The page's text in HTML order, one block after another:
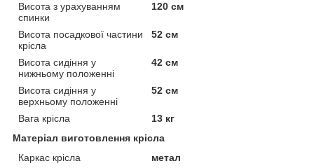
Висота з урахуванням
спинки
120 см
Висота посадкової частини
крісла
52 см
Висота сидіння у
нижньому положенні
42 см
Висота сидіння у
верхньому положенні
52 см
Вага крісла
13 кг
Матеріал виготовлення крісла
Каркас крісла
метал